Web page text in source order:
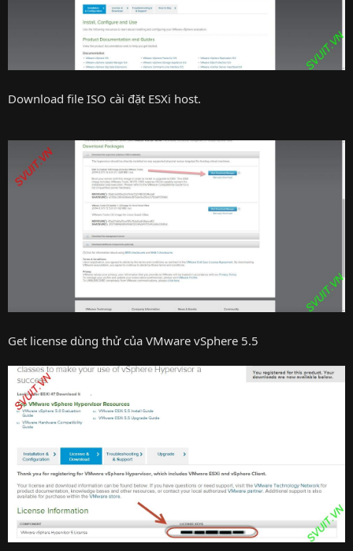
Download file ISO cài đặt ESXi host.
Get license dùng thử của VMware vSphere 5.5